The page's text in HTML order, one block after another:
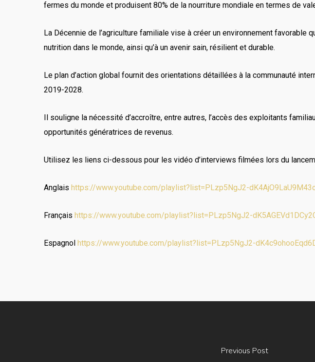
fermes du monde et produisent 80% de la nourriture mondiale en termes de
La Décennie de l’agriculture familiale vise à créer un environnement
nutrition dans le monde, ainsi qu’à un avenir sain, résilient et durable.
Le plan d’action global fournit des orientations détaillées à la communauté
2019-2028.
Il souligne la nécessité d’accroître, entre autres, l’accès des exploitants
opportunités génératrices de revenus.
Utilisez les liens ci-dessous pour les vidéo d’interviews filmées lors du
Anglais https://www.youtube.com/playlist?list=PLzp5NgJ2-
Français https://www.youtube.com/playlist?list=PLzp5NgJ2-
Espagnol https://www.youtube.com/playlist?list=PLzp5NgJ2-
Previous Post